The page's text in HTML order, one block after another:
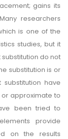
gains its
researchers
is one of the
studies, but it
do not
substitution is or
have
approximate to
been tried to
provide
on the results